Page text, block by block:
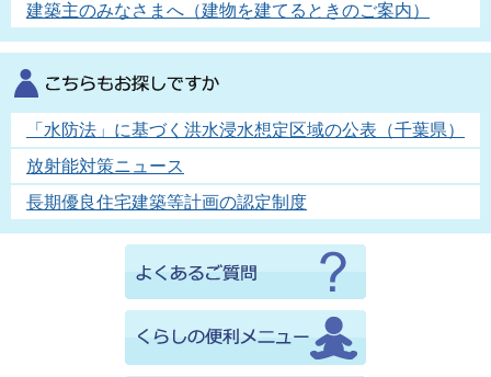
建築主のみなさまへ（建物を建てるときのご案内）
「水防法」に基づく洪水浸水想定区域の公表（千葉県）
放射能対策ニュース
長期優良住宅建築等計画の認定制度